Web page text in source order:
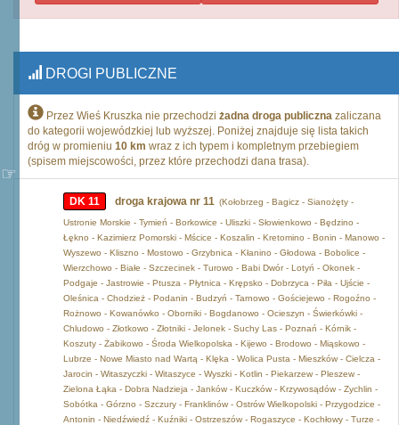
DROGI PUBLICZNE
Przez Wieś Kruszka nie przechodzi żadna droga publiczna zaliczana
do kategorii wojewódzkiej lub wyższej. Poniżej znajduje się lista takich
dróg w promieniu 10 km wraz z ich typem i kompletnym przebiegiem
(spisem miejscowości, przez które przechodzi dana trasa).
DK 11 droga krajowa nr 11 (Kołobrzeg - Bagicz - Sianożęty -
Ustronie Morskie - Tymień - Borkowice - Uliszki - Słowienkowo - Będzino -
Łękno - Kazimierz Pomorski - Mścice - Koszalin - Kretomino - Bonin - Manowo -
Wyszewo - Kliszno - Mostowo - Grzybnica - Kłanino - Głodowa - Bobolice -
Wierzchowo - Białe - Szczecinek - Turowo - Babi Dwór - Lotyń - Okonek -
Podgaje - Jastrowie - Ptusza - Płytnica - Krępsko - Dobrzyca - Piła - Ujście -
Oleśnica - Chodzież - Podanin - Budzyń - Tarnowo - Gościejewo - Rogoźno -
Rożnowo - Kowanówko - Oborniki - Bogdanowo - Ocieszyn - Świerkówki -
Chludowo - Złotkowo - Złotniki - Jelonek - Suchy Las - Poznań - Kórnik -
Koszuty - Żabikowo - Środa Wielkopolska - Kijewo - Brodowo - Miąskowo -
Lubrze - Nowe Miasto nad Wartą - Klęka - Wolica Pusta - Mieszków - Cielcza -
Jarocin - Witaszyczki - Witaszyce - Wyszki - Kotlin - Piekarzew - Pleszew -
Zielona Łąka - Dobra Nadzieja - Janków - Kuczków - Krzywosądów - Zychlin -
Sobótka - Górzno - Szczury - Franklinów - Ostrów Wielkopolski - Przygodzice -
Antonin - Niedźwiedź - Kuźniki - Ostrzeszów - Rogaszyce - Kochłowy - Turze -